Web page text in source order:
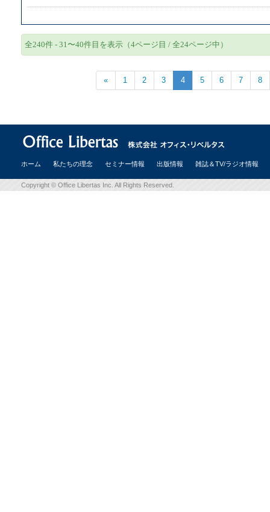
全240件 - 31〜40件目を表示（4ページ目 / 全24ページ中）
« 1 2 3 4 5 6 7 8
ホーム 私たちの理念 セミナー情報 出版情報 雑誌＆TV/ラジオ情報
Copyright © Office Libertas Inc. All Rights Reserved.